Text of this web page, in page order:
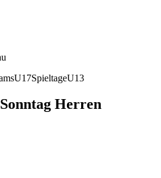
U17SpieltageU13
Herren